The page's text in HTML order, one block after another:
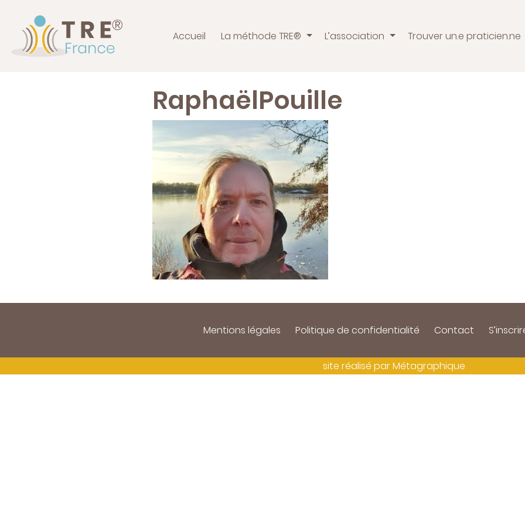
Accueil La méthode TRE® L’association Trouver un.e praticien.ne
RaphaëlPouille
Mentions légales Politique de confidentialité Contact
site réalisé parMétagraphique